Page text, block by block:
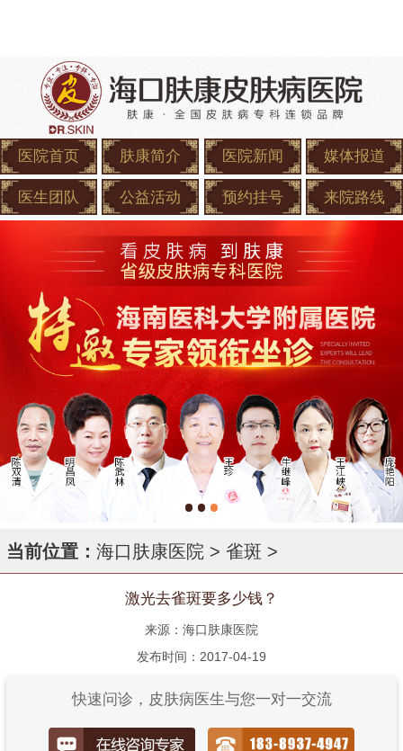
医院首页 肤康简介 医院新闻 媒体报道
医生团队 公益活动 预约挂号 来院路线
当前位置： 海口肤康医院 > 雀斑 >
激光去雀斑要多少钱？
来源：海口肤康医院
发布时间：2017-04-19
快速问诊，皮肤病医生与您一对一交流